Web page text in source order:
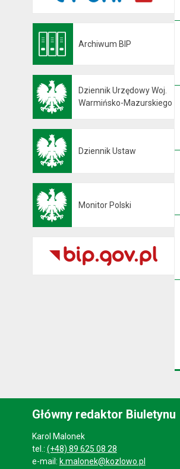
Archiwum BIP
Dziennik Urzędowy Woj.
Warmińsko-Mazurskiego
Dziennik Ustaw
Monitor Polski
Główny redaktor Biuletynu
Karol Malonek
tel.: (+48) 89 625 08 28
e-mail: k.malonek@kozlowo.pl